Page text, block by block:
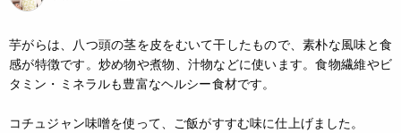
芋がらは、八つ頭の茎を皮をむいて干したもので、素朴な風味と食
感が特徴です。炒め物や煮物、汁物などに使います。食物繊維やビ
タミン・ミネラルも豊富なヘルシー食材です。
コチュジャン味噌を使って、ご飯がすすむ味に仕上げました。